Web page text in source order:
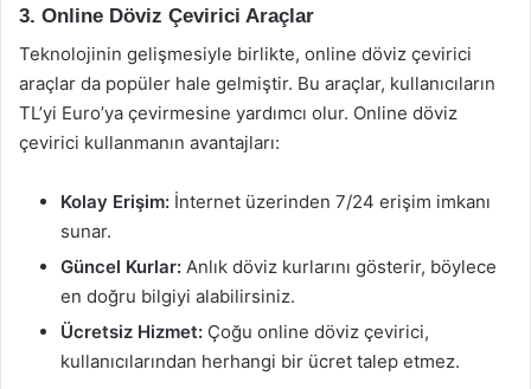
3. Online Döviz Çevirici Araçlar
Teknolojinin gelişmesiyle birlikte, online döviz çevirici
araçlar da popüler hale gelmiştir. Bu araçlar, kullanıcıların
TL’yi Euro’ya çevirmesine yardımcı olur. Online döviz
çevirici kullanmanın avantajları:
Kolay Erişim: İnternet üzerinden 7/24 erişim imkanı
sunar.
Güncel Kurlar: Anlık döviz kurlarını gösterir, böylece
en doğru bilgiyi alabilirsiniz.
Ücretsiz Hizmet: Çoğu online döviz çevirici,
kullanıcılarından herhangi bir ücret talep etmez.